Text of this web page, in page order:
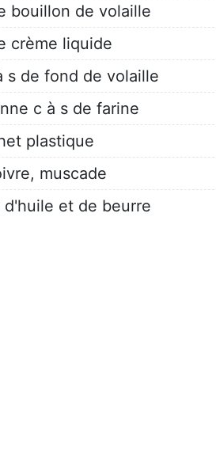
bouillon de volaille
crème liquide
s de fond de volaille
c à s de farine
plastique
muscade
d'huile et de beurre